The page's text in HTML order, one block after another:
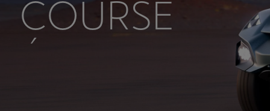
COURSE
ÉLECTRIQUE